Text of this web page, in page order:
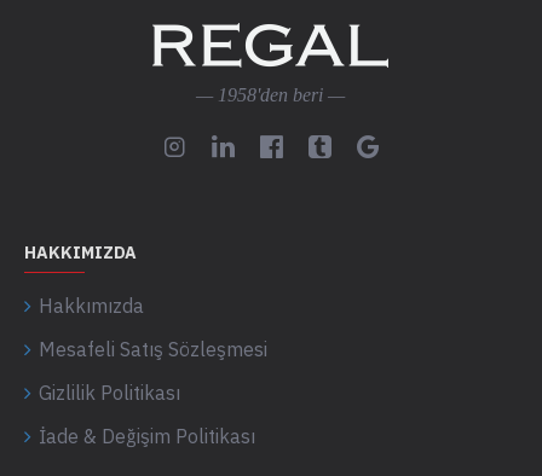
— 1958'den beri —
HAKKIMIZDA
Hakkımızda
Mesafeli Satış Sözleşmesi
Gizlilik Politikası
İade & Değişim Politikası